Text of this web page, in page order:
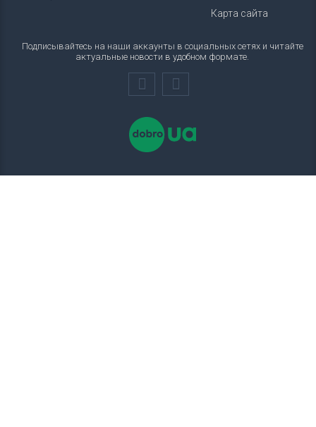
Карта сайта
Подписывайтесь на наши аккаунты в социальных сетях и читайте
актуальные новости в удобном формате.